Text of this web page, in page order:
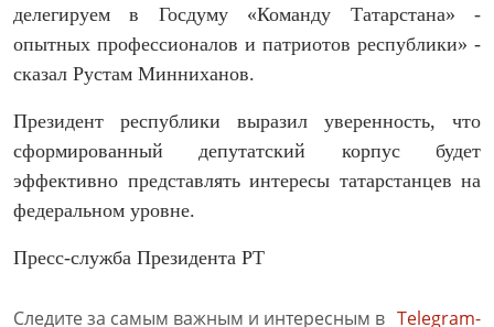
делегируем в Госдуму «Команду Татарстана» -
опытных профессионалов и патриотов республики» -
сказал Рустам Минниханов.
Президент республики выразил уверенность, что
сформированный депутатский корпус будет
эффективно представлять интересы татарстанцев на
федеральном уровне.
Пресс-служба Президента РТ
Следите за самым важным и интересным в Telegram-